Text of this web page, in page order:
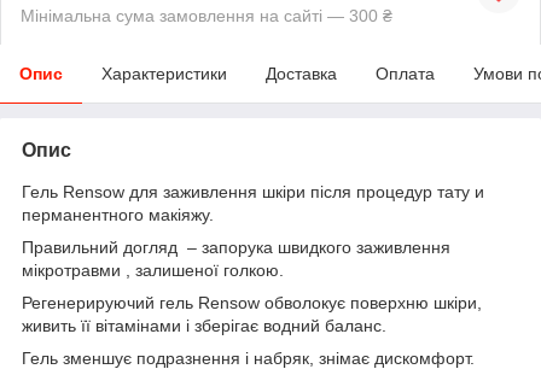
Мінімальна сума замовлення на сайті — 300 ₴
Опис Характеристики Доставка Оплата Умови
Опис
Гель Rensow для заживлення шкіри після процедур тату и
перманентного макіяжу.
Правильний догляд – запорука швидкого заживлення
мікротравми , залишеної голкою.
Регенерируючий гель Rensow обволокує поверхню шкіри,
живить її вітамінами і зберігає водний баланс.
Гель зменшує подразнення і набряк, знімає дискомфорт.